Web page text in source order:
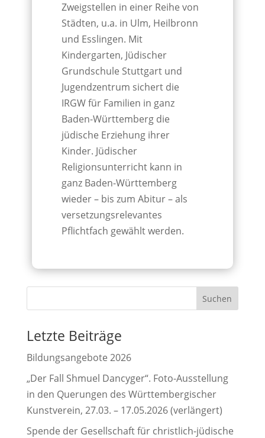
Zweigstellen in einer Reihe von
Städten, u.a. in Ulm, Heilbronn
und Esslingen. Mit
Kindergarten, Jüdischer
Grundschule Stuttgart und
Jugendzentrum sichert die
IRGW für Familien in ganz
Baden-Württemberg die
jüdische Erziehung ihrer
Kinder. Jüdischer
Religionsunterricht kann in
ganz Baden-Württemberg
wieder – bis zum Abitur – als
versetzungsrelevantes
Pflichtfach gewählt werden.
Letzte Beiträge
Bildungsangebote 2026
„Der Fall Shmuel Dancyger“. Foto-Ausstellung
in den Querungen des Württembergischer
Kunstverein, 27.03. – 17.05.2026 (verlängert)
Spende der Gesellschaft für christlich-jüdische